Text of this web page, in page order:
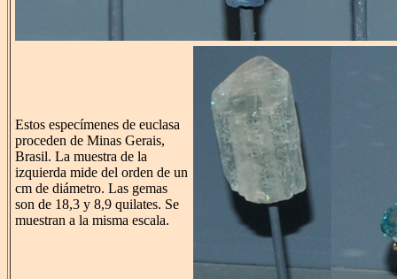
Estos especímenes de euclasa
proceden de Minas Gerais,
Brasil. La muestra de la
izquierda mide del orden de un
cm de diámetro. Las gemas
son de 18,3 y 8,9 quilates. Se
muestran a la misma escala.